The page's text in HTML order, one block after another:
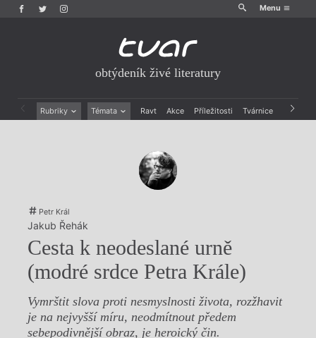
Menu
obtýdeník živé literatury
Rubriky Témata Ravt Akce Příležitosti Tvárnice Archiv
Výroční ceny
Petr Král
Jakub Řehák
Cesta k neodeslané urně
(modré srdce Petra Krále)
Vymrštit slova proti nesmyslnosti života, rozžhavit
je na nejvyšší míru, neodmítnout předem
sebepodivnější obraz, je heroický čin.